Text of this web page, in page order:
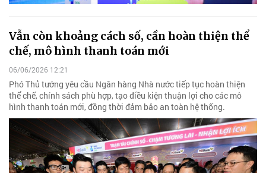
Vẫn còn khoảng cách số, cần hoàn thiện thể
chế, mô hình thanh toán mới
06/06/2026 12:21
Phó Thủ tướng yêu cầu Ngân hàng Nhà nước tiếp tục hoàn thiện
thể chế, chính sách phù hợp, tạo điều kiện thuận lợi cho các mô
hình thanh toán mới, đồng thời đảm bảo an toàn hệ thống.